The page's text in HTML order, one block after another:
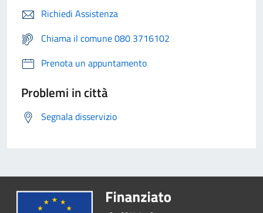
Richiedi Assistenza
Chiama il comune 080 3716102
Prenota un appuntamento
Problemi in città
Segnala disservizio